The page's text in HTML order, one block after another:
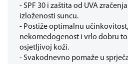
- SPF 30 i zaštita od UVA
izloženosti suncu.
- Postiže optimalnu
nekomedogenost i vrlo dobru
osjetljivoj koži.
- Svakodnevno pomaže u